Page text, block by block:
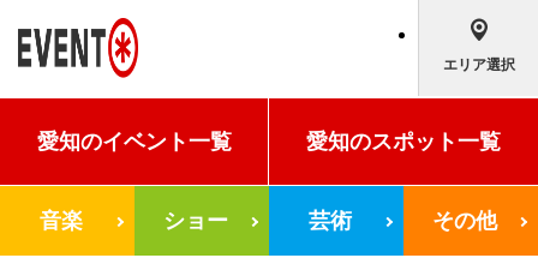
エリア選択
愛知のイベント一覧 愛知のスポット一覧
音楽 ショー 芸術 その他